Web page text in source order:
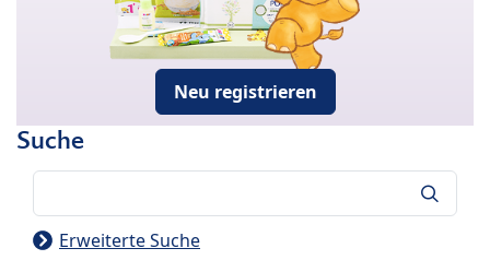
Neu registrieren
Suche
Erweiterte Suche